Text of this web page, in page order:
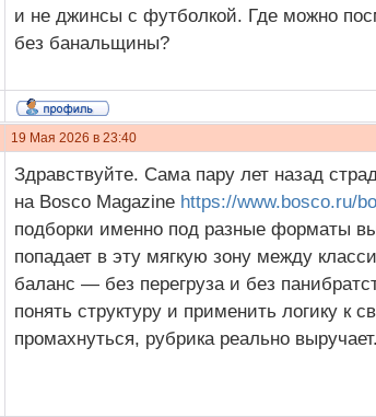
и не джинсы с футболкой. Где можно
без банальщины?
19 Мая 2026 в 23:40
Здравствуйте. Сама пару лет назад
на Bosco Magazine https://www.bosco.ru/
подборки именно под разные форматы
попадает в эту мягкую зону между
баланс — без перегруза и без
понять структуру и применить логику к
промахнуться, рубрика реально выручает.